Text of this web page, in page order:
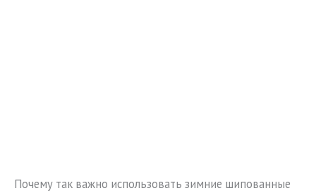
Почему так важно использовать зимние шипованные